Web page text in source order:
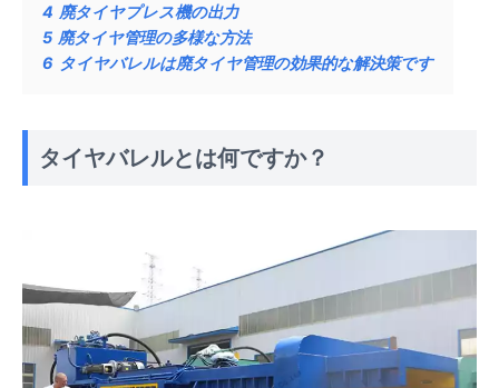
4 廃タイヤプレス機の出力
5 廃タイヤ管理の多様な方法
6 タイヤバレルは廃タイヤ管理の効果的な解決策です
タイヤバレルとは何ですか？